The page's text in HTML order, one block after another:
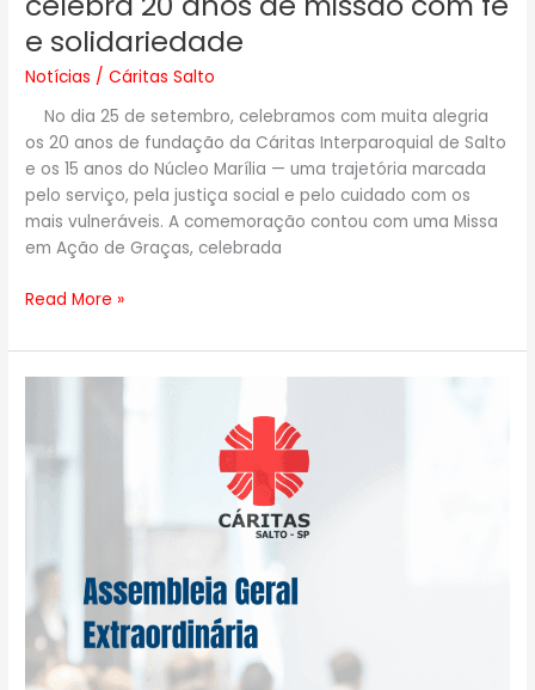
e solidariedade
Notícias /Cáritas Salto
No dia 25 de setembro, celebramos com muita alegria
os 20 anos de fundação da Cáritas Interparoquial de Salto
e os 15 anos do Núcleo Marília — uma trajetória marcada
pelo serviço, pela justiça social e pelo cuidado com os
mais vulneráveis. A comemoração contou com uma Missa
em Ação de Graças, celebrada
Read More »
Extraordinária